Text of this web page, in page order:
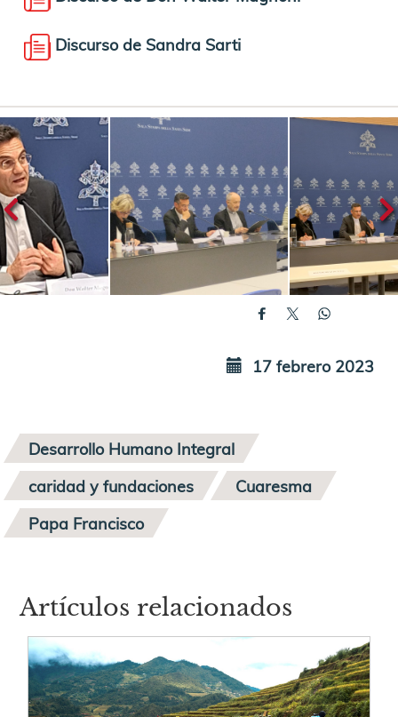
Discurso de Sandra Sarti
17 febrero 2023
Desarrollo Humano Integral
caridad y fundaciones
Cuaresma
Papa Francisco
Artículos relacionados